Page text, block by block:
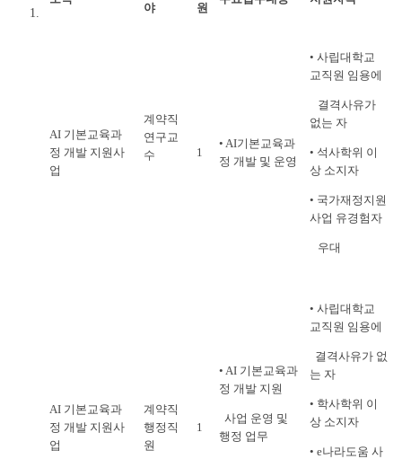
야 원
AI 기본교육과
정 개발 지원사
업
계약직
연구교
수
1
• AI기본교육과
정 개발 및 운영
• 사립대학교
교직원 임용에
결격사유가
없는 자
• 석사학위 이
상 소지자
• 국가재정지원
사업 유경험자
우대
AI 기본교육과
정 개발 지원사
업
계약직
행정직
원
1
• AI 기본교육과
정 개발 지원
사업 운영 및
행정 업무
• 사립대학교
교직원 임용에
결격사유가 없
는 자
• 학사학위 이
상 소지자
• e나라도움 사